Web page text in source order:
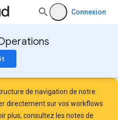
Connexion
de navigation de notre
directement sur vos workflows
plus, consultez les notes de